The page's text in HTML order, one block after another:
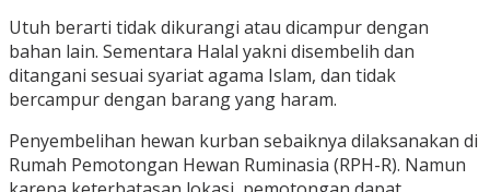
Utuh berarti tidak dikurangi atau dicampur dengan
bahan lain. Sementara Halal yakni disembelih dan
ditangani sesuai syariat agama Islam, dan tidak
bercampur dengan barang yang haram.
Penyembelihan hewan kurban sebaiknya dilaksanakan di
Rumah Pemotongan Hewan Ruminasia (RPH-R). Namun